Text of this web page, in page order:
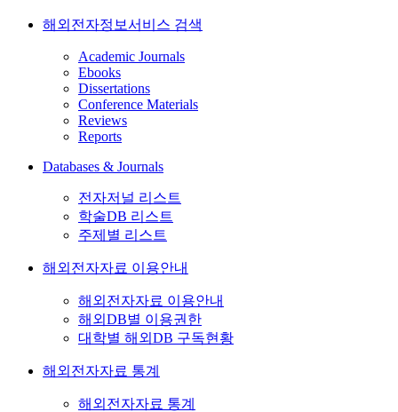
해외전자정보서비스 검색
Academic Journals
Ebooks
Dissertations
Conference Materials
Reviews
Reports
Databases & Journals
전자저널 리스트
학술DB 리스트
주제별 리스트
해외전자자료 이용안내
해외전자자료 이용안내
해외DB별 이용권한
대학별 해외DB 구독현황
해외전자자료 통계
해외전자자료 통계